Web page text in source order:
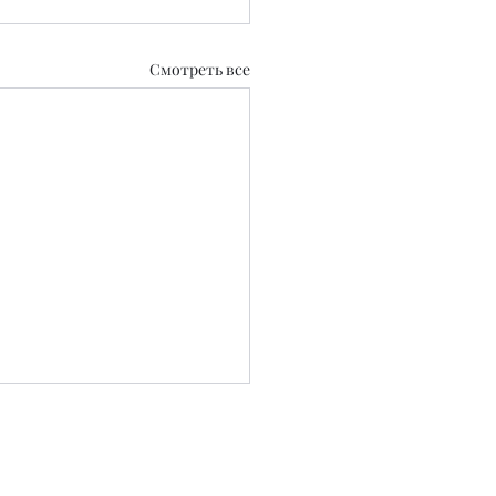
Смотреть все